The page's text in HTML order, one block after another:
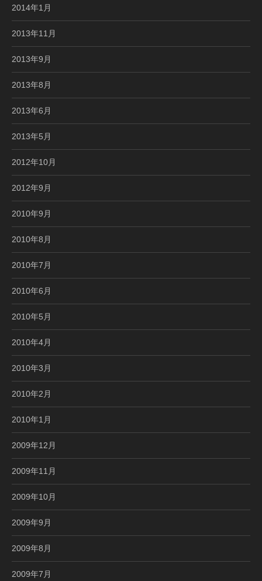
2014年1月
2013年11月
2013年9月
2013年8月
2013年6月
2013年5月
2012年10月
2012年9月
2010年9月
2010年8月
2010年7月
2010年6月
2010年5月
2010年4月
2010年3月
2010年2月
2010年1月
2009年12月
2009年11月
2009年10月
2009年9月
2009年8月
2009年7月